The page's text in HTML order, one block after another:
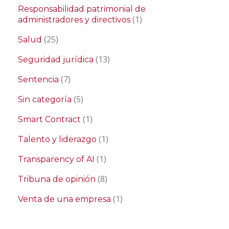
Responsabilidad patrimonial de
administradores y directivos (1)
Salud (25)
Seguridad jurídica (13)
Sentencia (7)
Sin categoría (5)
Smart Contract (1)
Talento y liderazgo (1)
Transparency of AI (1)
Tribuna de opinión (8)
Venta de una empresa (1)